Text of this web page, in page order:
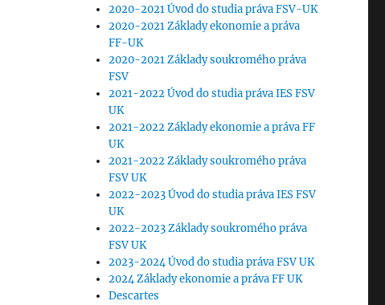
2020-2021 Úvod do studia práva FSV-UK
2020-2021 Základy ekonomie a práva
FF-UK
2020-2021 Základy soukromého práva
FSV
2021-2022 Úvod do studia práva IES FSV
UK
2021-2022 Základy ekonomie a práva FF
UK
2021-2022 Základy soukromého práva
FSV UK
2022-2023 Úvod do studia práva IES FSV
UK
2022-2023 Základy soukromého práva
FSV UK
2023-2024 Úvod do studia práva FSV UK
2024 Základy ekonomie a práva FF UK
Descartes